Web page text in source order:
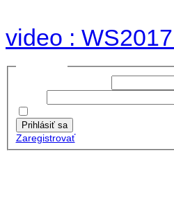
video :
Prihlásiť sa
Zaregistrovať